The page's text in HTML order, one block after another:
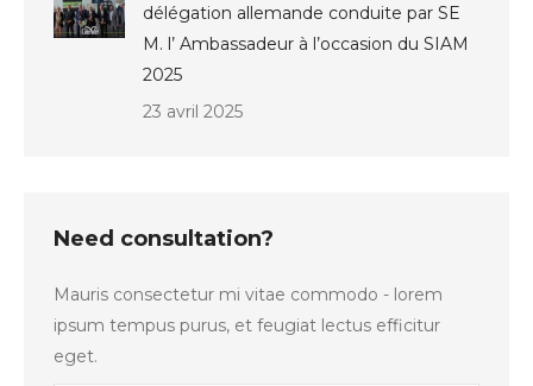
délégation allemande conduite par SE
M. l’ Ambassadeur à l’occasion du SIAM
2025
23 avril 2025
Need consultation?
Mauris consectetur mi vitae commodo - lorem
ipsum tempus purus, et feugiat lectus efficitur
eget.